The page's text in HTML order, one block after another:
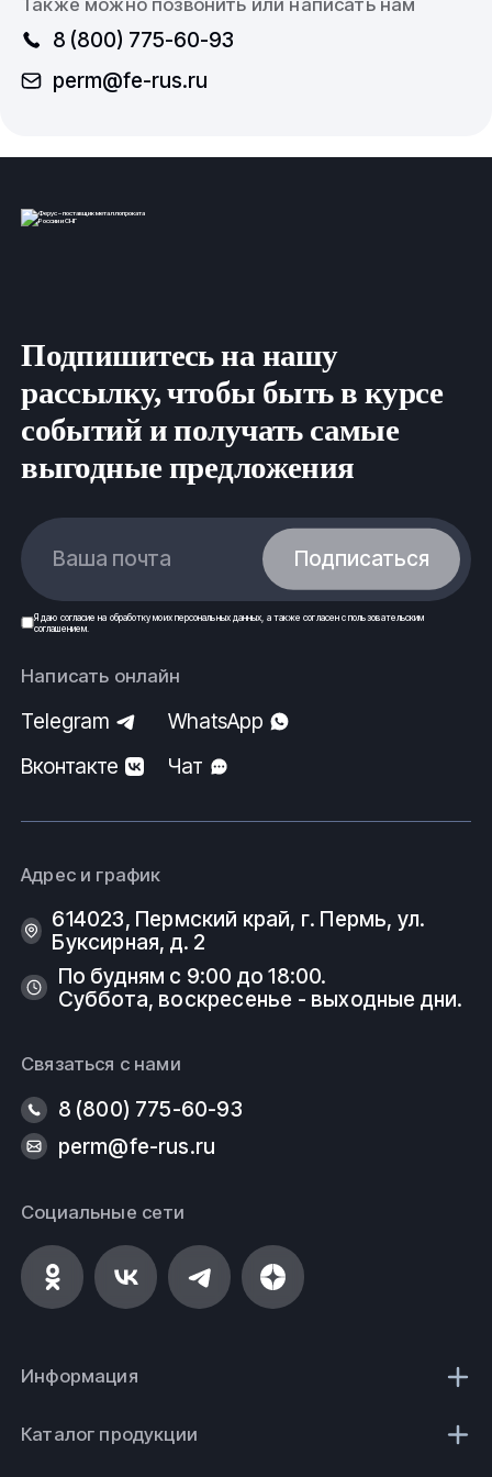
8 (800) 775-60-93
perm@fe-rus.ru
ОООФеРус, г.Пермь.
Также можно позвонить или написать нам
8 (800) 775-60-93
perm@fe-rus.ru
Подпишитесь на нашу
рассылку, чтобы быть в курсе
событий и получать самые
выгодные предложения
Ваша почта Подписаться
Я даю согласие на обработку моих персональных данных , а также согласен спользовательским
соглашением.
Написать онлайн
Telegram
WhatsApp
Вконтакте
Чат
Адрес и график
614023, Пермский край, г. Пермь, ул.
Буксирная, д. 2
По будням с 9:00 до 18:00.
Суббота, воскресенье - выходные дни.
Связаться с нами
8 (800) 775-60-93
perm@fe-rus.ru
Социальные сети
Информация
Каталог продукции